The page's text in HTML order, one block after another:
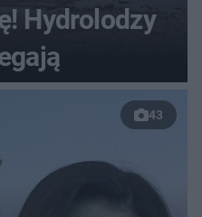
Hydrolodzy
43